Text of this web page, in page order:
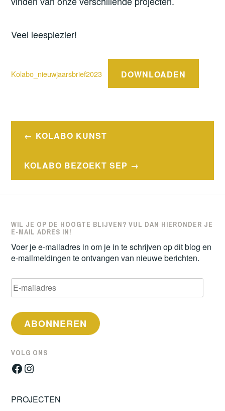
Veel leesplezier!
Kolabo_nieuwjaarsbrief2023 DOWNLOADEN
Bericht
KOLABO KUNST
KOLABO BEZOEKT SEP
WIL JE OP DE HOOGTE BLIJVEN? VUL DAN HIERONDER JE
E-MAIL ADRES IN!
Voer je e-mailadres in om je in te schrijven op dit blog en
e-mailmeldingen te ontvangen van nieuwe berichten.
E-
mailadres
ABONNEREN
VOLG ONS
Facebook
Instagram
PROJECTEN